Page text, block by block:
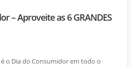
– Aproveite as 6 GRANDES
o Dia do Consumidor em todo o